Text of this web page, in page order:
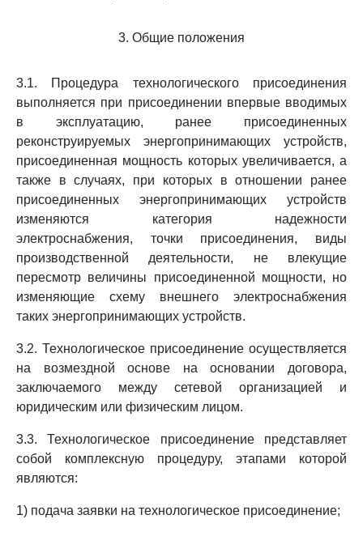
3. Общие положения
3.1. Процедура технологического присоединения
выполняется при присоединении впервые вводимых
в эксплуатацию, ранее присоединенных
реконструируемых энергопринимающих устройств,
присоединенная мощность которых увеличивается, а
также в случаях, при которых в отношении ранее
присоединенных энергопринимающих устройств
изменяются категория надежности
электроснабжения, точки присоединения, виды
производственной деятельности, не влекущие
пересмотр величины присоединенной мощности, но
изменяющие схему внешнего электроснабжения
таких энергопринимающих устройств.
3.2. Технологическое присоединение осуществляется
на возмездной основе на основании договора,
заключаемого между сетевой организацией и
юридическим или физическим лицом.
3.3. Технологическое присоединение представляет
собой комплексную процедуру, этапами которой
являются:
1) подача заявки на технологическое присоединение;